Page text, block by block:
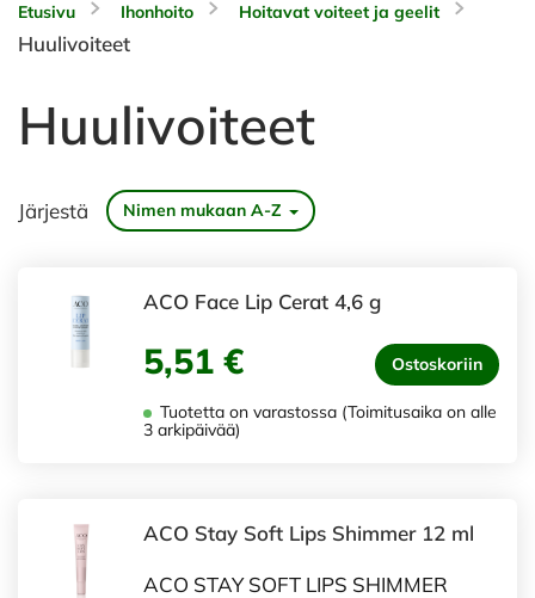
Etusivu Ihonhoito Hoitavat voiteet ja geelit
Huulivoiteet
Huulivoiteet
Järjestä Nimen mukaan A-Z
ACO Face Lip Cerat 4,6 g
5,51 € Ostoskoriin
Tuotetta on varastossa (Toimitusaika on alle
3 arkipäivää)
ACO Stay Soft Lips Shimmer 12 ml
ACO STAY SOFT LIPS SHIMMER